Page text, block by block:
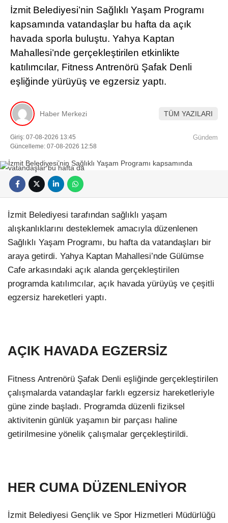
İzmit Belediyesi’nin Sağlıklı Yaşam Programı
kapsamında vatandaşlar bu hafta da açık
havada sporla buluştu. Yahya Kaptan
Mahallesi’nde gerçekleştirilen etkinlikte
katılımcılar, Fitness Antrenörü Şafak Denli
eşliğinde yürüyüş ve egzersiz yaptı.
Haber Merkezi TÜM YAZILARI
Giriş: 07-08-2026 13:45
Güncelleme: 07-08-2026 12:58
Gündem
İzmit Belediyesi tarafından sağlıklı yaşam
alışkanlıklarını desteklemek amacıyla düzenlenen
Sağlıklı Yaşam Programı, bu hafta da vatandaşları bir
araya getirdi. Yahya Kaptan Mahallesi’nde Gülümse
Cafe arkasındaki açık alanda gerçekleştirilen
programda katılımcılar, açık havada yürüyüş ve çeşitli
egzersiz hareketleri yaptı.
AÇIK HAVADA EGZERSİZ
Fitness Antrenörü Şafak Denli eşliğinde gerçekleştirilen
çalışmalarda vatandaşlar farklı egzersiz hareketleriyle
güne zinde başladı. Programda düzenli fiziksel
aktivitenin günlük yaşamın bir parçası haline
getirilmesine yönelik çalışmalar gerçekleştirildi.
HER CUMA DÜZENLENİYOR
İzmit Belediyesi Gençlik ve Spor Hizmetleri Müdürlüğü